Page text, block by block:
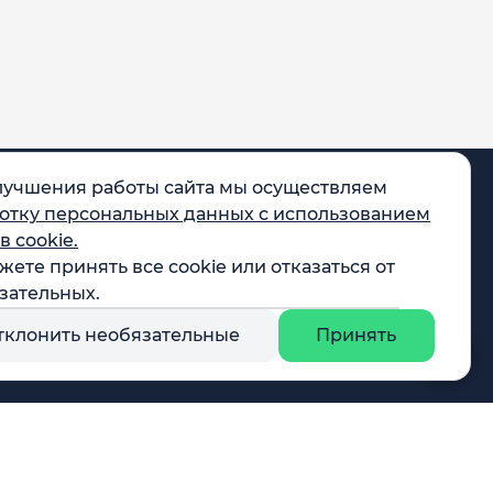
работы сайта мы осуществляем
персональных данных с использованием
cookie.
принять все cookie или отказаться от
необязательные
Принять